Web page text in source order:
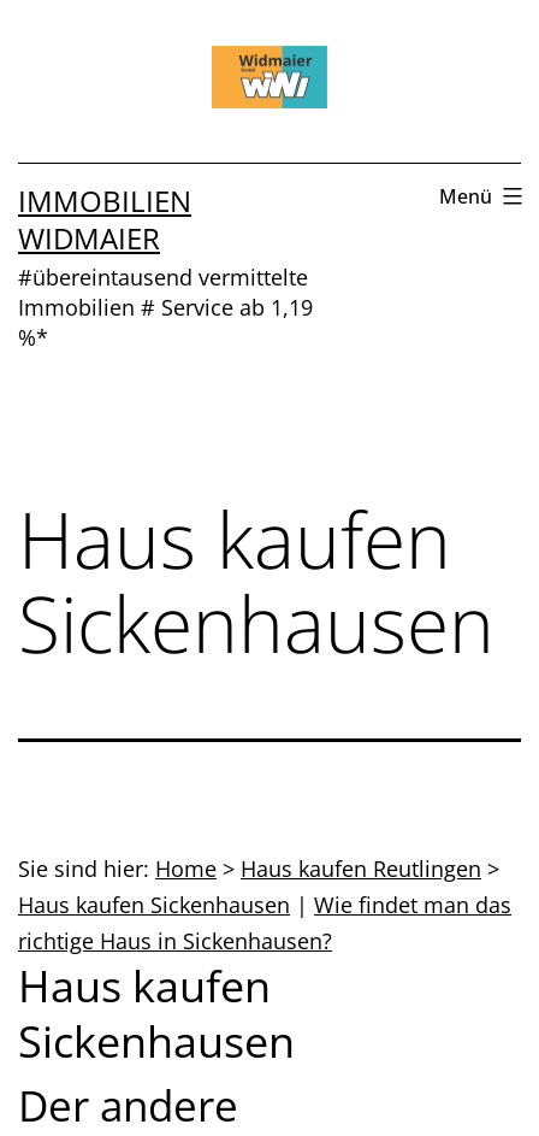
IMMOBILIEN
WIDMAIER
#übereintausend vermittelte
Immobilien # Service ab 1,19
%*
Menü
Haus kaufen
Sickenhausen
Sie sind hier: Home > Haus kaufen Reutlingen >
Haus kaufen Sickenhausen | Wie findet man das
richtige Haus in Sickenhausen?
Haus kaufen
Sickenhausen
Der andere